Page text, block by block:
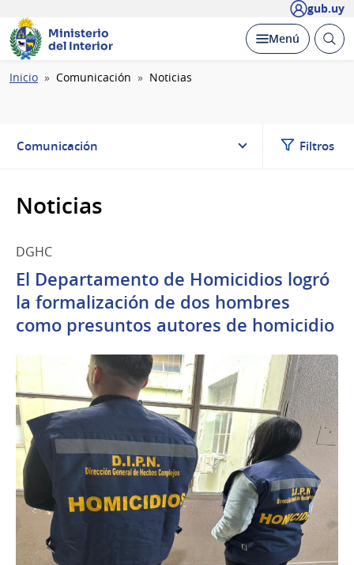
gub.uy
Ministerio
del Interior
Desplegar
Menú Abrir
Ruta
Inicio Comunicación Noticias
Comunicación Filtros
Noticias
DGHC
El Departamento de Homicidios logró
la formalización de dos hombres
como presuntos autores de homicidio